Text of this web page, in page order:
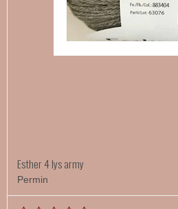
Esther 4 lys army
Permin